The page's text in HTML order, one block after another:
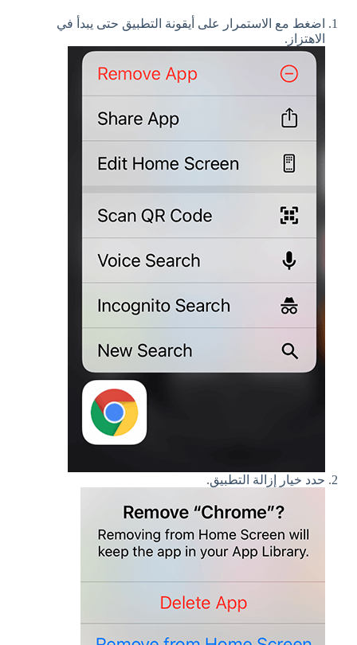
اضغط مع الاستمرار على أيقونة التطبيق حتى يبدأ في
الاهتزاز.
حدد خيار إزالة التطبيق.